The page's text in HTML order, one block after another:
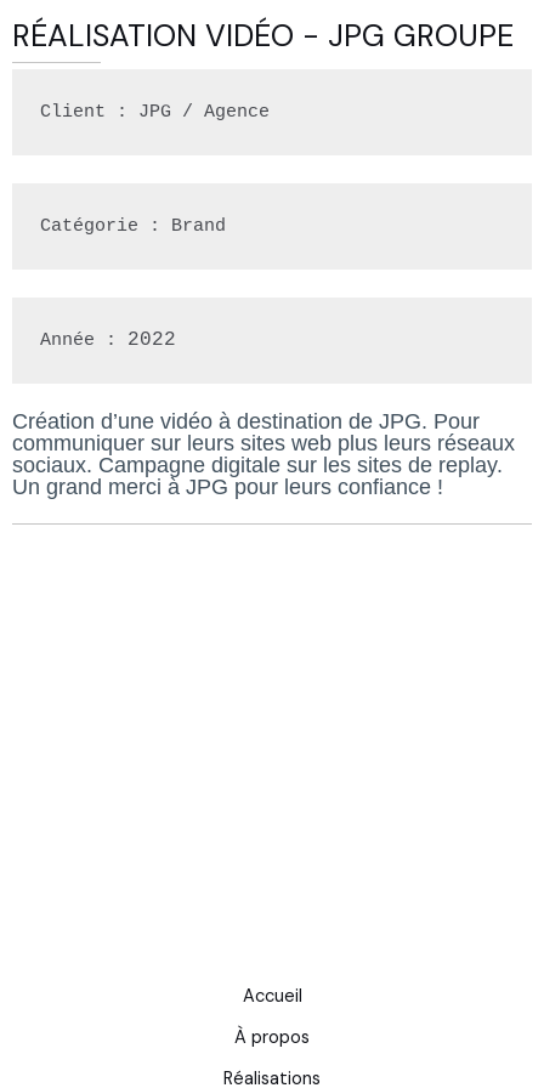
RÉALISATION VIDÉO - JPG GROUPE
Client : JPG / Agence
Catégorie : Brand
Année : 2022
Création d’une vidéo à destination de JPG. Pour
communiquer sur leurs sites web plus leurs réseaux
sociaux. Campagne digitale sur les sites de replay.
Un grand merci à JPG pour leurs confiance !
Accueil
À propos
Réalisations